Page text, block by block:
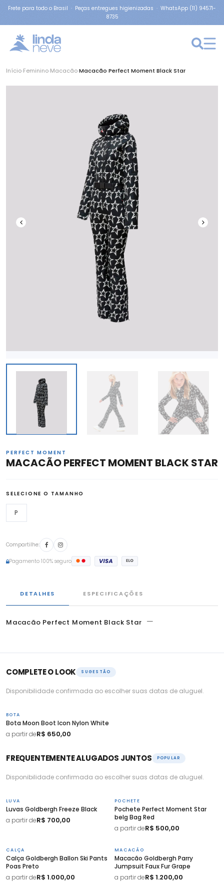
Frete para todo o Brasil · Peças entregues higienizadas · WhatsApp (11) 94571-
8735
Início Feminino MacacãoMacacão Perfect Moment Black Star
PERFECT MOMENT
MACACÃO PERFECT MOMENT BLACK STAR
SELECIONE O TAMANHO
P
Compartilhe:
Pagamento 100% seguro
DETALHES ESPECIFICAÇÕES
Macacão Perfect Moment Black Star —
COMPLETE O LOOK SUGESTÃO
Disponibilidade confirmada ao escolher suas datas de aluguel.
BOTA
Bota Moon Boot Icon Nylon White
a partir deR$ 650,00
FREQUENTEMENTE ALUGADOS JUNTOS POPULAR
Disponibilidade confirmada ao escolher suas datas de aluguel.
LUVA
Luvas Goldbergh Freeze Black
a partir deR$ 700,00
POCHETE
Pochete Perfect Moment Star
belg Bag Red
a partir deR$ 500,00
CALÇA
Calça Goldbergh Ballon Ski Pants
Poas Preto
a partir deR$ 1.000,00
MACACÃO
Macacão Goldbergh Parry
Jumpsuit Faux Fur Grape
a partir deR$ 1.200,00